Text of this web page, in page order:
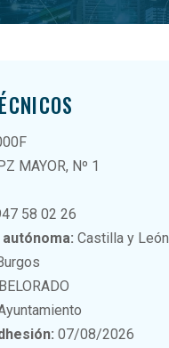
MAYOR, Nº 1
58 02 26
Castilla y León
BELORADO
07/08/2026